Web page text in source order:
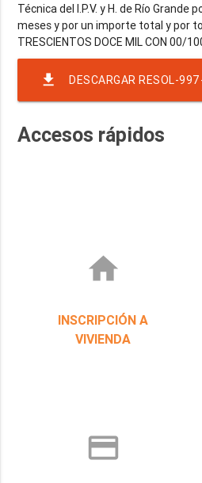
Técnica del I.P.V. y H. de Río Grande
meses y por un importe total y por
file_download DESCARGAR RESOL-
Accesos rápidos
home
INSCRIPCIÓN A
VIVIENDA
credit_card